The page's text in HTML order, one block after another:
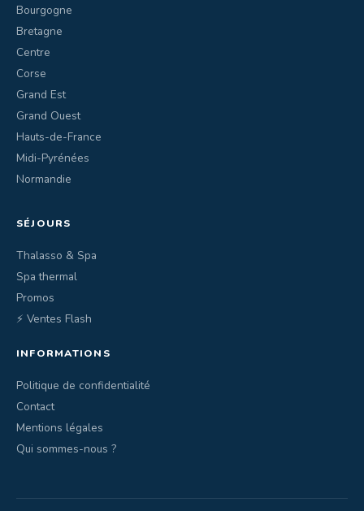
Bourgogne
Bretagne
Centre
Corse
Grand Est
Grand Ouest
Hauts-de-France
Midi-Pyrénées
Normandie
SÉJOURS
Thalasso & Spa
Spa thermal
Promos
⚡ Ventes Flash
INFORMATIONS
Politique de confidentialité
Contact
Mentions légales
Qui sommes-nous ?